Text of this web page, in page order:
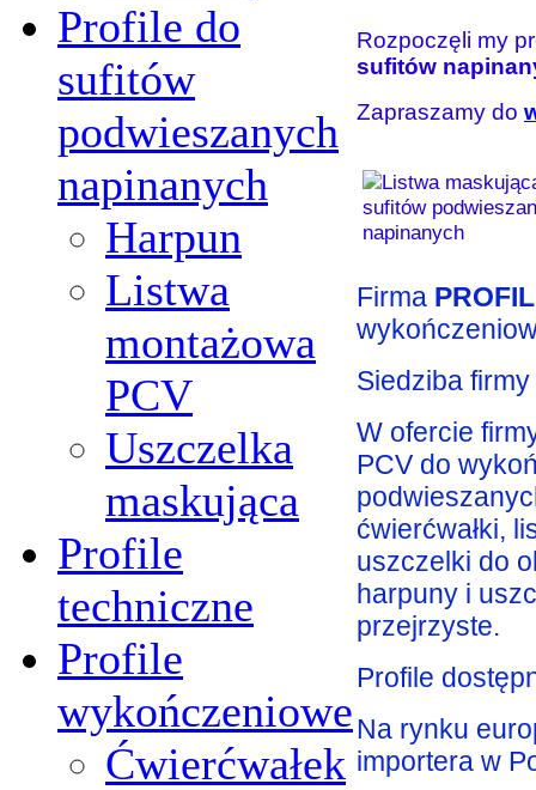
Profile do
sufitów
podwieszanych
napinanych
Harpun
Listwa
montażowa
PCV
Uszczelka
maskująca
Profile
techniczne
Profile
wykończeniowe
Ćwierćwałek
Rozpoczęli my
sufitów
Zapraszamy do
Firma
Siedziba
W ofercie
PCV do
ćwierćwałki,
uszczelki do
harpuny i
przejrzyste.
Profile
Na rynku
importera w